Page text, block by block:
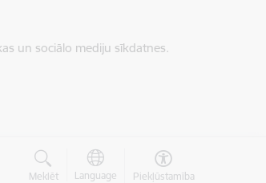
un sociālo mediju sīkdatnes.
Meklēt Language Piekļūstamība